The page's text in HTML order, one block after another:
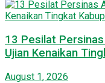
13 Pesilat
Ujian Kenaikan
August 1, 2026